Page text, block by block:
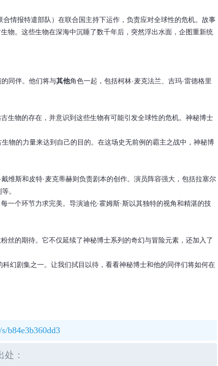
情报特遣部队）在联合国主持下运作，负责应对全球性的危机。故事
物。这些生物在深海中沉睡了数千年后，突然浮出水面，企图重新统
同伴。他们将与其他角色一起，包括柯林·麦克法兰、吉玛·雷德格里
生物的存在，并意识到这些生物有可能引发全球性的危机。神秘博士
物的力量来达到自己的目的。在这场史无前例的霸主之战中，神秘博
维斯和皮特·麦克蒂赫则负责剧本的创作。演员阵容强大，包括拉塞尔
。
一个环节力求完美。导演迪伦·霍姆斯·斯以其独特的视角和精湛的技
丝的期待。它不仅延续了神秘博士系列的奇幻与冒险元素，还加入了
幻剧集之一。让我们拭目以待，看看神秘博士和他的同伴们将如何在
b84e3b360dd3
：